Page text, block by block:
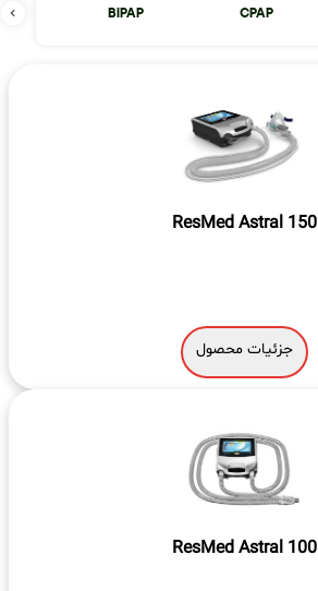
CPAP
BiPAP
ResMed Astral 150
جزئیات محصول
ResMed Astral 100